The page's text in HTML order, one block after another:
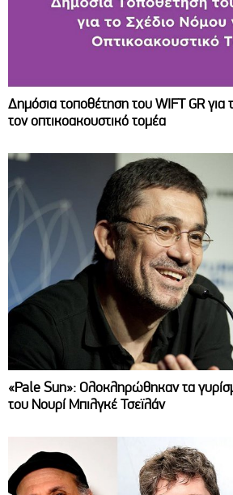
Δημόσια τοποθέτηση του WIFT GR για
τον οπτικοακουστικό τομέα
«Pale Sun»: Ολοκληρώθηκαν τα
του Νουρί Μπιλγκέ Τσεϊλάν